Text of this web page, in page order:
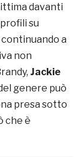
davanti
su
a
non
Jackie
genere può
presa sotto
che è